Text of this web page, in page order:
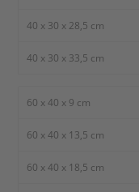
40 x 30 x 28,5 cm
40 x 30 x 33,5 cm
60 x 40 x 9 cm
60 x 40 x 13,5 cm
60 x 40 x 18,5 cm